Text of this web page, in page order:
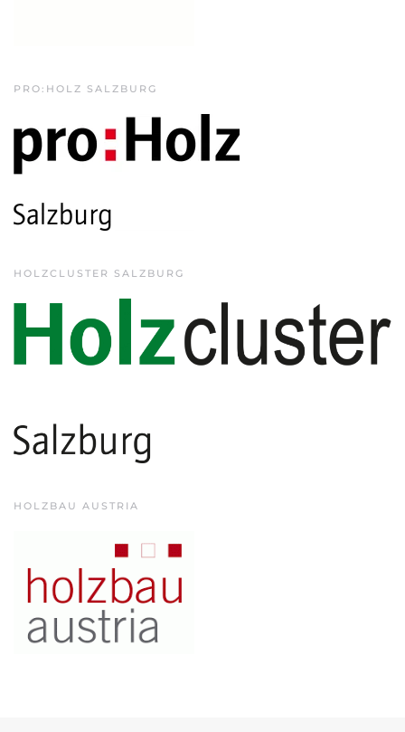
PRO:HOLZ SALZBURG
HOLZCLUSTER SALZBURG
HOLZBAU AUSTRIA